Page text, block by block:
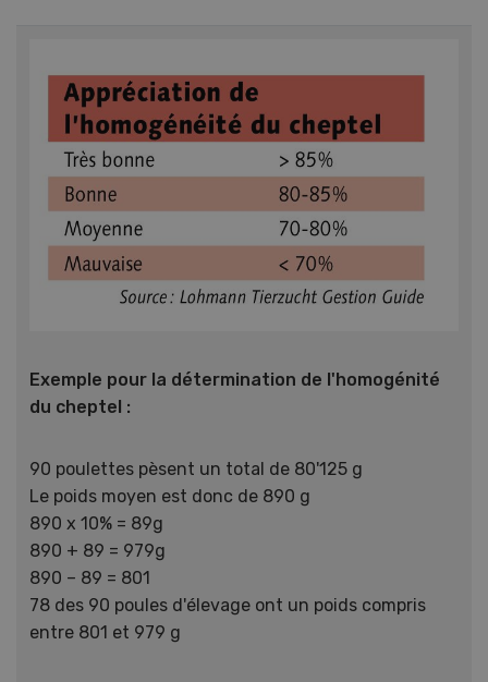
Exemple pour la détermination de l'homogénité
du cheptel :
90 poulettes pèsent un total de 80'125 g
Le poids moyen est donc de 890 g
890 x 10% = 89g
890 + 89 = 979g
890 – 89 = 801
78 des 90 poules d'élevage ont un poids compris
entre 801 et 979 g